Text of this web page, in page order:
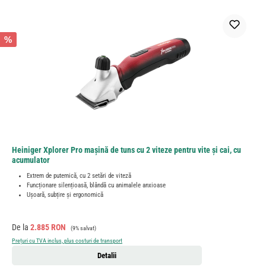
%
Heiniger Xplorer Pro mașină de tuns cu 2 viteze pentru vite și cai, cu
acumulator
Extrem de puternică, cu 2 setări de viteză
Funcționare silențioasă, blândă cu animalele anxioase
Ușoară, subțire și ergonomică
Preț de vânzare:
De la 2.885 RON Preț obișnuit:
(9% salvat)
Prețuri cu TVA inclus, plus costuri de transport
Detalii